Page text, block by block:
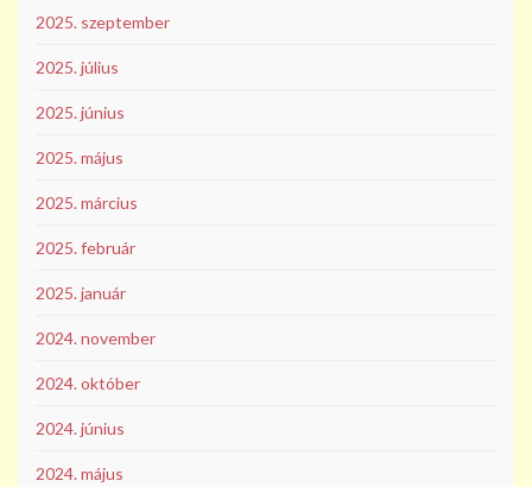
2025. szeptember
2025. július
2025. június
2025. május
2025. március
2025. február
2025. január
2024. november
2024. október
2024. június
2024. május